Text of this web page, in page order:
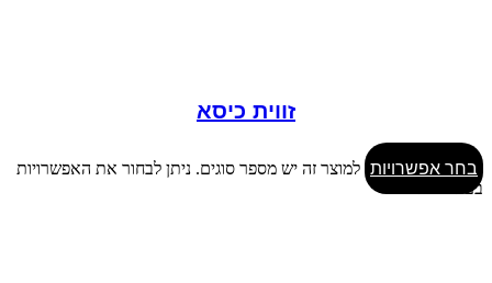
זווית כיסא
בחר אפשרויות למוצר זה יש מספר סוגים. ניתן לבחור את האפשרויות
בעמוד המוצר